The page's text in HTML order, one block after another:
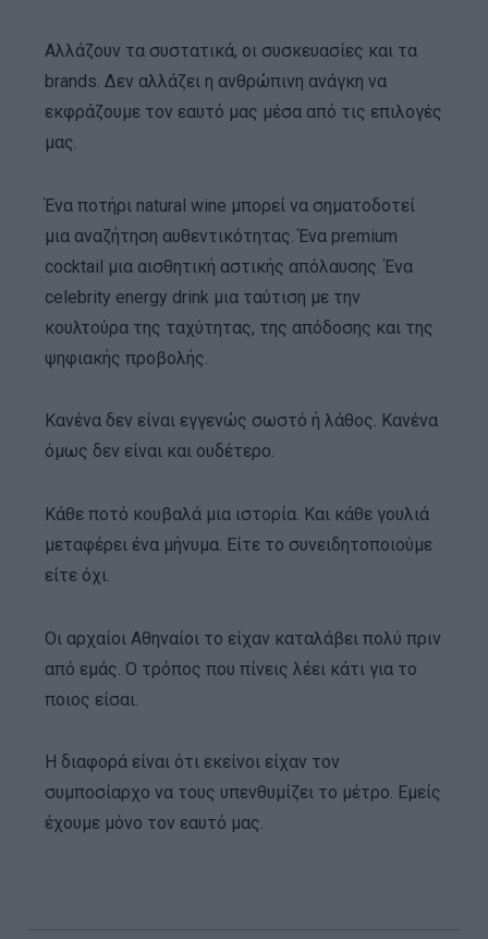
Αλλάζουν τα συστατικά, οι συσκευασίες και τα
brands. Δεν αλλάζει η ανθρώπινη ανάγκη να
εκφράζουμε τον εαυτό μας μέσα από τις επιλογές
μας.
Ένα ποτήρι natural wine μπορεί να σηματοδοτεί
μια αναζήτηση αυθεντικότητας. Ένα premium
cocktail μια αισθητική αστικής απόλαυσης. Ένα
celebrity energy drink μια ταύτιση με την
κουλτούρα της ταχύτητας, της απόδοσης και της
ψηφιακής προβολής.
Κανένα δεν είναι εγγενώς σωστό ή λάθος. Κανένα
όμως δεν είναι και ουδέτερο.
Κάθε ποτό κουβαλά μια ιστορία. Και κάθε γουλιά
μεταφέρει ένα μήνυμα. Eίτε το συνειδητοποιούμε
είτε όχι.
Οι αρχαίοι Αθηναίοι το είχαν καταλάβει πολύ πριν
από εμάς. Ο τρόπος που πίνεις λέει κάτι για το
ποιος είσαι.
Η διαφορά είναι ότι εκείνοι είχαν τον
συμποσίαρχο να τους υπενθυμίζει το μέτρο. Εμείς
έχουμε μόνο τον εαυτό μας.